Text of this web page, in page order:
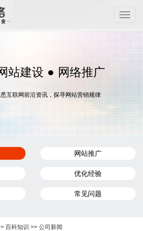
Toggle
站建设 ● 网络推广
互联网前沿资讯，探寻网站营销规律
网站推广
优化经验
常见问题
百科知识 >> 公司新闻